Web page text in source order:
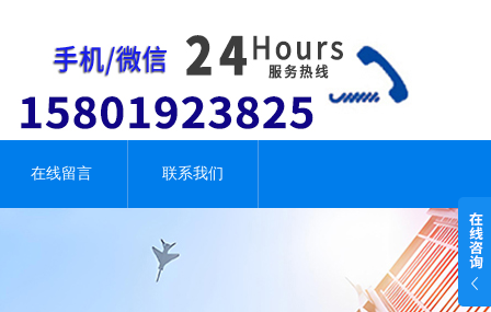
在线留言 联系我们